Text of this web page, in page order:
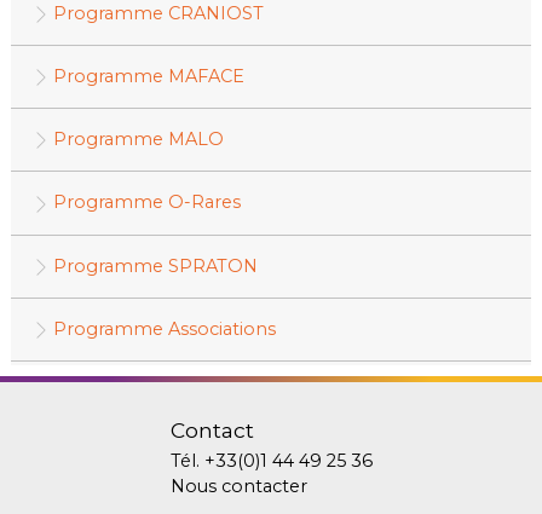
Programme CRANIOST
Programme MAFACE
Programme MALO
Programme O-Rares
Programme SPRATON
Programme Associations
Contact
Tél. +33(0)1 44 49 25 36
Nous contacter